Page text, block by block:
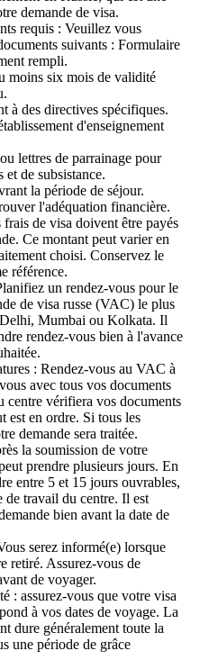
demande de visa.
requis : Veuillez vous
suivants : Formulaire
rempli.
moins six mois de validité
à des directives spécifiques.
d'enseignement
lettres de parrainage pour
de subsistance.
la période de séjour.
l'adéquation financière.
de visa doivent être payés
Ce montant peut varier en
choisi. Conservez le
référence.
un rendez-vous pour le
de visa russe (VAC) le plus
Mumbai ou Kolkata. Il
rendez-vous bien à l'avance
: Rendez-vous au VAC à
avec tous vos documents
centre vérifiera vos documents
est en ordre. Si tous les
demande sera traitée.
la soumission de votre
prendre plusieurs jours. En
entre 5 et 15 jours ouvrables,
de travail du centre. Il est
bien avant la date de
serez informé(e) lorsque
retiré. Assurez-vous de
de voyager.
: assurez-vous que votre visa
à vos dates de voyage. La
dure généralement toute la
une période de grâce